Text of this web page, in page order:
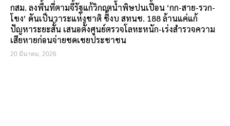
กสม. ลงพื้นที่ตามจี้รัฐแก้วิกฤตน้ำพิษปนเปื้อน ‘กก-สาย-รวก-
โขง’ ดันเป็นวาระแห่งชาติ ชี้งบ สทนช. 188 ล้านแค่แก้
ปัญหาระยะสั้น เสนอตั้งศูนย์ตรวจโลหะหนัก-เร่งสำรวจความ
เสียหายก่อนจ่ายชดเชยประชาชน
20 มีนาคม, 2026